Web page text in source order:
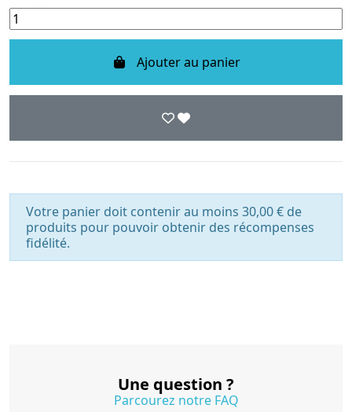
Ajouter au panier
Votre panier doit contenir au moins 30,00 € de
produits pour pouvoir obtenir des récompenses
fidélité.
Une question ?
Parcourez notre FAQ